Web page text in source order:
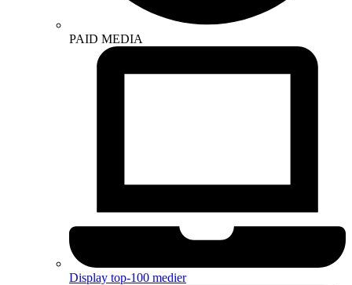
PAID MEDIA
Display top-100 medier